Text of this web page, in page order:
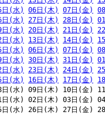
日(水) 06日(木) 07日(金)
日(水) 27日(木) 28日(金)
日(水) 20日(木) 21日(金)
日(水) 13日(木) 14日(金)
日(水) 06日(木) 07日(金)
日(水) 30日(木) 31日(金)
日(水) 23日(木) 24日(金)
日(水) 16日(木) 17日(金)
日(水) 09日(木) 10日(金)
日(水) 02日(木) 03日(金)
日(水) 26日(木) 27日(金)